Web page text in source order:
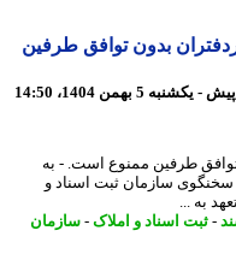
بدون توافق طرفین
طرفین ممنوع است. - به
سازمان ثبت اسناد و
...
ثبت اسناد و املاک-سازمان